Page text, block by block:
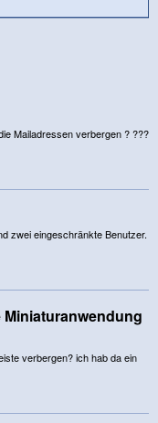
Mailadressen verbergen ? ???
zwei eingeschränkte Benutzer.
verbergen? ich hab da ein